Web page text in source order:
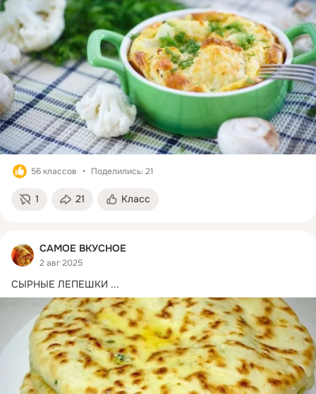
56 классов Поделились: 21
1 21 Класс
САМОЕ ВКУСНОЕ
2 авг 2025
СЫРНЫЕ ЛЕПЕШКИ ...